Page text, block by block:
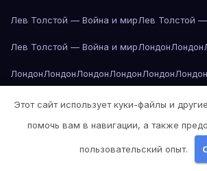
Лев Толстой — Война и мирЛев Толстой
Лев Толстой — Война и мирЛондонЛондон
ЛондонЛондонЛондонЛондонЛондонЛондон
Лондон Лондон Лос-Анджелес Лос-Анджелес
Лос-АнджелесЛос-АнджелесЛос-
Лос-АнджелесЛос-
Этот сайт использует куки-файлы и
помочь вам в навигации, а также
пользовательский опыт.